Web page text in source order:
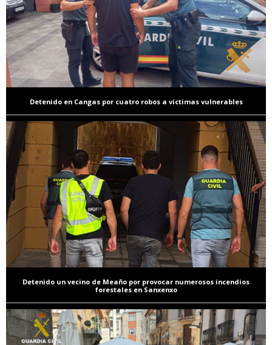
Detenido en Cangas por cuatro robos a víctimas vulnerables
Detenido un vecino de Meaño por provocar numerosos incendios
forestales en Sanxenxo